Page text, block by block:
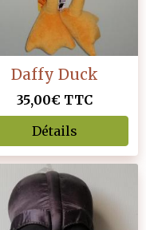
Daffy Duck
35,00€ TTC
Détails